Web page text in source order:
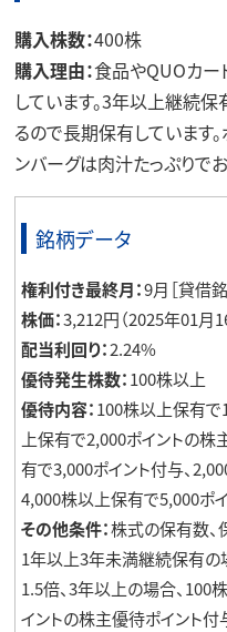
購入株数：400株
購入理由：食品やQUOカー
しています。3年以上継続
るので長期保有しています
ンバーグは肉汁たっぷりで
銘柄データ
権利付き最終月：9月［貸借銘
株価：3,212円（2025年01月
配当利回り：2.24%
優待発生株数：100株以上
優待内容：100株以上保有で
上保有で2,000ポイントの
有で3,000ポイント付与、
4,000株以上保有で5,000ポ
その他条件：株式の保有数、
1年以上3年未満継続保有の
1.5倍、3年以上の場合、
イントの株主優待ポイント付